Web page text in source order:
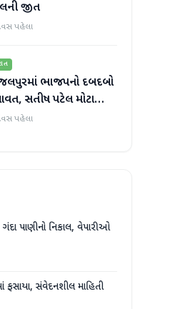
જીત
પહેલા
ભાજપનો દબદબો
સતીષ પટેલ મોટા
આગળ
પહેલા
પાણીનો નિકાલ, વેપારીઓ
ફસાયા, સંવેદનશીલ માહિતી